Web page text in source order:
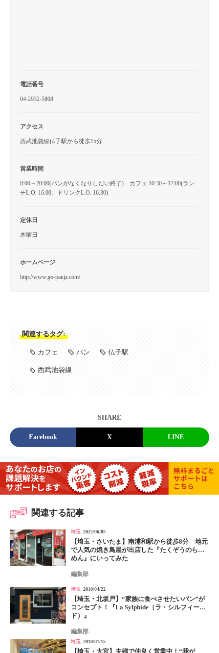
電話番号
04-2932-5808
アクセス
西武池袋線仏子駅から徒歩15分
営業時間
8:00～20:00(パンがなくなりしだい終了) カフェ 10:30～17:00(ラン
チL.O. 16:00、ドリンクL.O. 16:30)
定休日
木曜日
ホームページ
http://www.go-panja.com/
関連するタグ:
カフェ パン 仏子駅
西武池袋線
SHARE
Facebook X LINE
関連する記事
埼玉 2022/06/05
【埼玉・さいたま】南浦和駅から徒歩8分 地元
で人気の焼き鳥屋が出店した『たくぞうのらー
めん』にいってみた
編集部
埼玉 2018/04/22
【埼玉・北坂戸】“家族に食べさせたいパン”が
コンセプト！『La Sylphide（ラ・シルフィー
ド）』
編集部
埼玉 2018/01/15
【埼玉・大宮】夫婦で仲良く営業中！“我が